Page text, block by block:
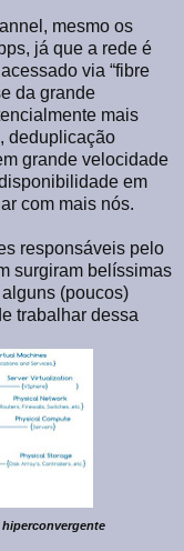
mesmo os
já que a rede é
via “fibre
da grande
mais
deduplicação
grande velocidade
em
com mais nós.
responsáveis pelo
surgiram belíssimas
(poucos)
trabalhar dessa